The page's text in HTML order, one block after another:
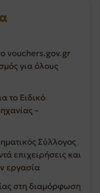
vouchers.gov.gr
για όλους
το Ειδικό
–
Σύλλογος
επιχειρήσεις και
εργασία
στη διαμόρφωση